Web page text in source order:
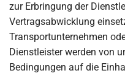
zur Erbringung der
Vertragsabwicklung
Transportunternehmen
Dienstleister werden von
Bedingungen auf die